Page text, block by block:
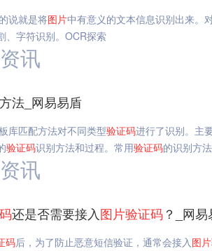
说就是将图片中有意义的文本信息识别出来。
、字符识别。OCR探索
讯
法_网易易盾
库匹配方法对不同类型验证码进行了识别。主
验证码识别方法和过程。常用验证码的识别方法
讯
还是否需要接入图片验证码 ？_网
码后，为了防止恶意短信验证，通常会接入图片